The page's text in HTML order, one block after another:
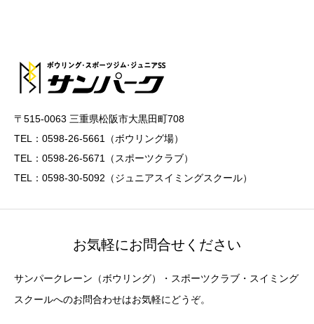
〒515-0063 三重県松阪市大黒田町708
TEL：0598-26-5661（ボウリング場）
TEL：0598-26-5671（スポーツクラブ）
TEL：0598-30-5092（ジュニアスイミングスクール）
お気軽にお問合せください
サンパークレーン（ボウリング）・スポーツクラブ・スイミング
スクールへのお問合わせはお気軽にどうぞ。